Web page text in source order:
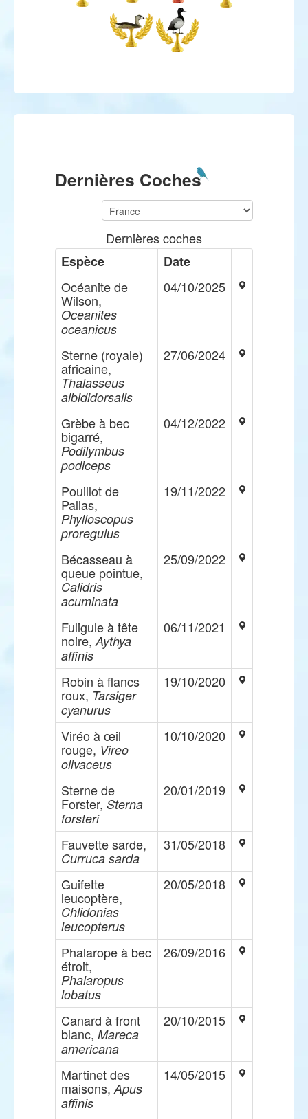
Dernières Coches
Dernières coches
Espèce
Date
Océanite de
Wilson,
Oceanites
oceanicus
04/10/2025
Sterne (royale)
africaine,
Thalasseus
albididorsalis
27/06/2024
Grèbe à bec
bigarré,
Podilymbus
podiceps
04/12/2022
Pouillot de
Pallas,
Phylloscopus
proregulus
19/11/2022
Bécasseau à
queue pointue,
Calidris
acuminata
25/09/2022
Fuligule à tête
noire, Aythya
affinis
06/11/2021
Robin à flancs
roux, Tarsiger
cyanurus
19/10/2020
Viréo à œil
rouge, Vireo
olivaceus
10/10/2020
Sterne de
Forster, Sterna
forsteri
20/01/2019
Fauvette sarde,
Curruca sarda
31/05/2018
Guifette
leucoptère,
Chlidonias
leucopterus
20/05/2018
Phalarope à bec
étroit,
Phalaropus
lobatus
26/09/2016
Canard à front
blanc, Mareca
americana
20/10/2015
Martinet des
maisons, Apus
affinis
14/05/2015